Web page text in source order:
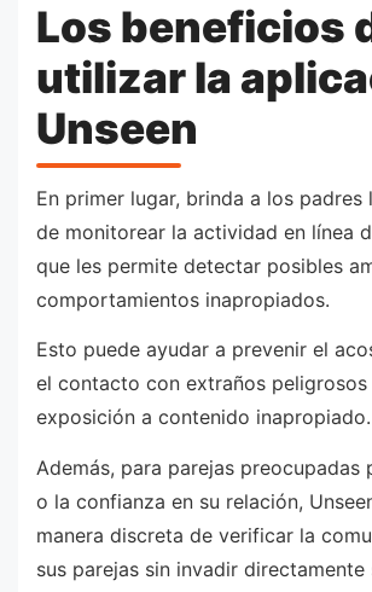
Los beneficios
utilizar la
Unseen
En primer lugar, brinda a los padres
de monitorear la actividad en línea
que les permite detectar posibles
comportamientos inapropiados.
Esto puede ayudar a prevenir el
el contacto con extraños peligrosos
exposición a contenido inapropiado.
Además, para parejas preocupadas
o la confianza en su relación,
manera discreta de verificar la
sus parejas sin invadir